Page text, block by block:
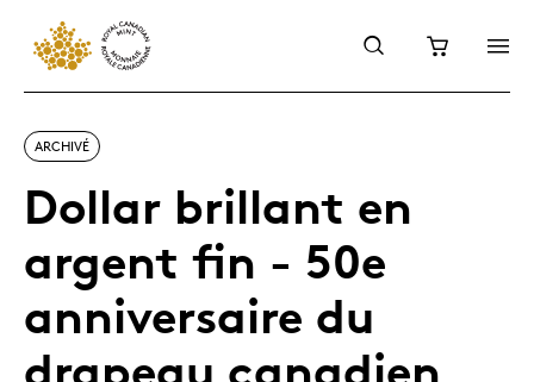
ARCHIVÉ
Dollar brillant en
argent fin - 50e
anniversaire du